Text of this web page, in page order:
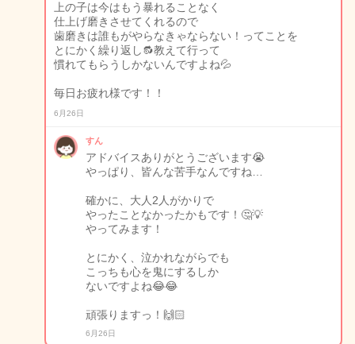
上の子は今はもう暴れることなく
仕上げ磨きさせてくれるので
歯磨きは誰もがやらなきゃならない！ってことを
とにかく繰り返し🔂教えて行って
慣れてもらうしかないんですよね💦
毎日お疲れ様です！！
6月26日
すん
アドバイスありがとうございます😭
やっぱり、皆んな苦手なんですね…
確かに、大人2人がかりで
やったことなかったかもです！🤔💡
やってみます！
とにかく、泣かれながらでも
こっちも心を鬼にするしか
ないですよね😂😂
頑張りますっ！🙌🏻
6月26日